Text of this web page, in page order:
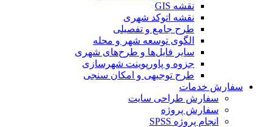
نقشه GIS
نقشه اتوکد شهری
طرح جامع و تفصیلی
الگوی توسعه شهر و محله
سایر فایل‌ها و طرح‌های شهری
جزوه و پاورپوینت شهرسازی
طرح توجیهی و امکان سنجی
سفارش خدمات
سفارش طراحی سایت
سفارش پروژه
انجام پروژه SPSS